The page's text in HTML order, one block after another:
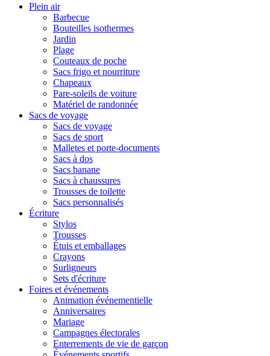
Plein air
Barbecue
Bouteilles isothermes
Jardin
Plage
Couteaux de poche
Sacs frigo et nourriture
Chapeaux
Pare-soleils de voiture
Matériel de randonnée
Sacs de voyage
Sacs de voyage
Sacs de sport
Malletes et porte-documents
Sacs à dos
Sacs banane
Sacs à chaussures
Trousses de toilette
Sacs personnalisés
Écriture
Stylos
Trousses
Étuis et emballages
Crayons
Surligneurs
Sets d'écriture
Foires et événements
Animation événementielle
Anniversaires
Mariage
Campagnes électorales
Enterrements de vie de garçon